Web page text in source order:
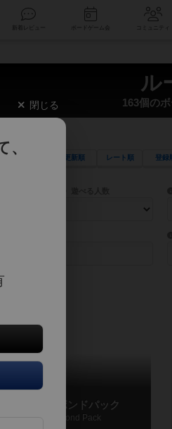
ル
163個の
更新順 レート順 登録
ーワード検索ができます。
て検索できます。
人物などモチーフ・ストーリーを指定するこ
バー
ト：ザバガボンドパック
Root: The Vagabond Pack
閉じる